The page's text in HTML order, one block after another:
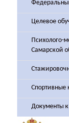
Целевое
Психолого-
Самарской
Спортивные
Документы